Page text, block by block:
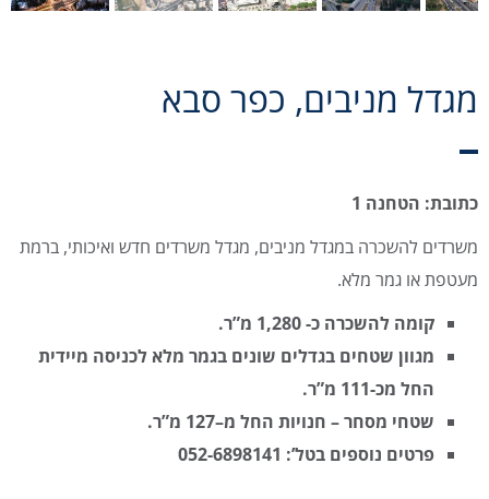
מגדל מניבים, כפר סבא
כתובת: הטחנה 1
משרדים להשכרה במגדל מניבים, מגדל משרדים חדש ואיכותי, ברמת
מעטפת או גמר מלא.
קומה להשכרה כ- 1,280 מ”ר.
מגוון שטחים בגדלים שונים בגמר מלא לכניסה מיידית
החל מכ-111 מ”ר.
שטחי מסחר – חנויות החל מ–127 מ”ר
.
פרטים נוספים בטל’: 052-6898141